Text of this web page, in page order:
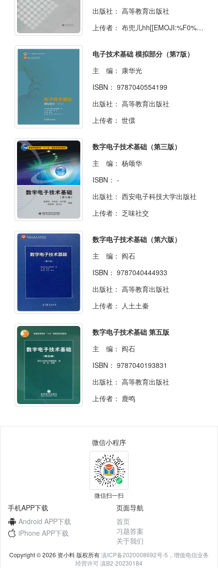
出版社： 高等教育出版社
上传者： 布兜儿hh[[EMOJI:%F0%9F%8D%92]]
电子技术基础 模拟部分（第7版）
主 编： 康华光
ISBN： 9787040554199
出版社： 高等教育出版社
上传者： 世儇
数字电子技术基础（第三版）
主 编： 杨颂华
ISBN： -
出版社： 西安电子科技大学出版社
上传者： 乏味社交
数字电子技术基础（第六版）
主 编： 阎石
ISBN： 9787040444933
出版社： 高等教育出版社
上传者： 人土土秦
数字电子技术基础 第五版
主 编： 阎石
ISBN： 9787040193831
出版社： 高等教育出版社
上传者： 鹿鸣
微信小程序
微信扫一扫
手机APP下载
Android APP下载
iPhone APP下载
页面导航
首页
习题答案
关于我们
Copyright © 2026 资小料 版权所有滇ICP备2020008692号-5，增值电信业务
经营许可 滇B2-20230184